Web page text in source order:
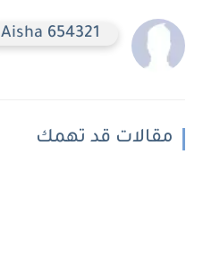
Aisha 654321
مقالات قد تهمك